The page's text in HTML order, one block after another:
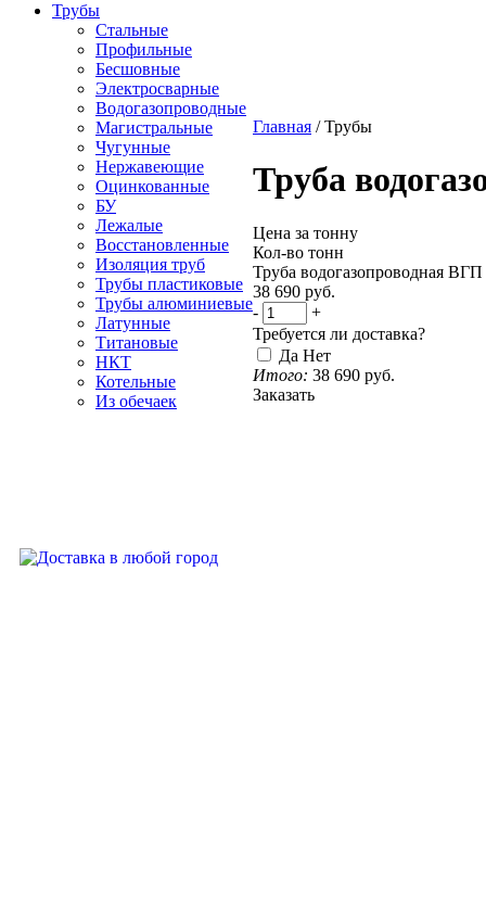
Трубы
Стальные
Профильные
Бесшовные
Электросварные
Водогазопроводные
Магистральные
Чугунные
Нержавеющие
Оцинкованные
БУ
Лежалые
Восстановленные
Изоляция труб
Трубы пластиковые
Трубы алюминиевые
Латунные
Титановые
НКТ
Котельные
Из обечаек
Главная /Трубы
Труба
Цена за тонну
Кол-во тонн
Труба водогазопроводная ВГП
38 690 руб.
-
+
Требуется ли доставка?
Да Нет
Итого: 38 690 руб.
Заказать